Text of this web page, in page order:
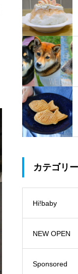
カテゴリー
Hi!baby
NEW OPEN
Sponsored